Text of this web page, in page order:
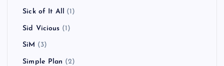
Sick of It All (1)
Sid Vicious (1)
SiM (3)
Simple Plan (2)